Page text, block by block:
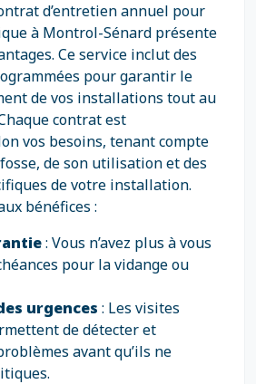
d’entretien annuel pour
à Montrol-Sénard présente
Ce service inclut des
pour garantir le
de vos installations tout au
contrat est
vos besoins, tenant compte
de son utilisation et des
de votre installation.
bénéfices :
: Vous n’avez plus à vous
pour la vidange ou
urgences : Les visites
de détecter et
avant qu’ils ne